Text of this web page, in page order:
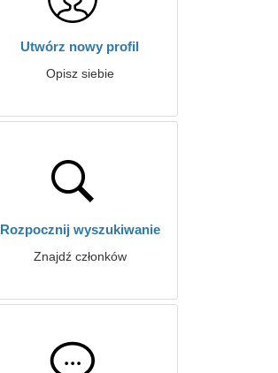
Utwórz nowy profil
Opisz siebie
Rozpocznij wyszukiwanie
Znajdź członków